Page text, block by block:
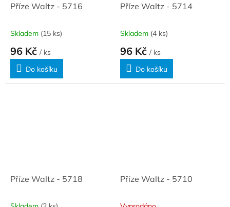
Příze Waltz - 5716
Skladem (15 ks)
96 Kč / ks
Do košíku
Příze Waltz - 5714
Skladem (4 ks)
96 Kč / ks
Do košíku
Příze Waltz - 5718 Příze Waltz - 5710